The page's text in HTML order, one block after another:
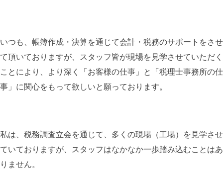
いつも、帳簿作成・決算を通じて会計・税務のサポートをさせ
て頂いておりますが、スタッフ皆が現場を見学させていただく
ことにより、より深く「お客様の仕事」と「税理士事務所の仕
事」に関心をもって欲しいと願っております。
私は、税務調査立会を通じて、多くの現場（工場）を見学させ
ていておりますが、スタッフはなかなか一歩踏み込むことはあ
りません。